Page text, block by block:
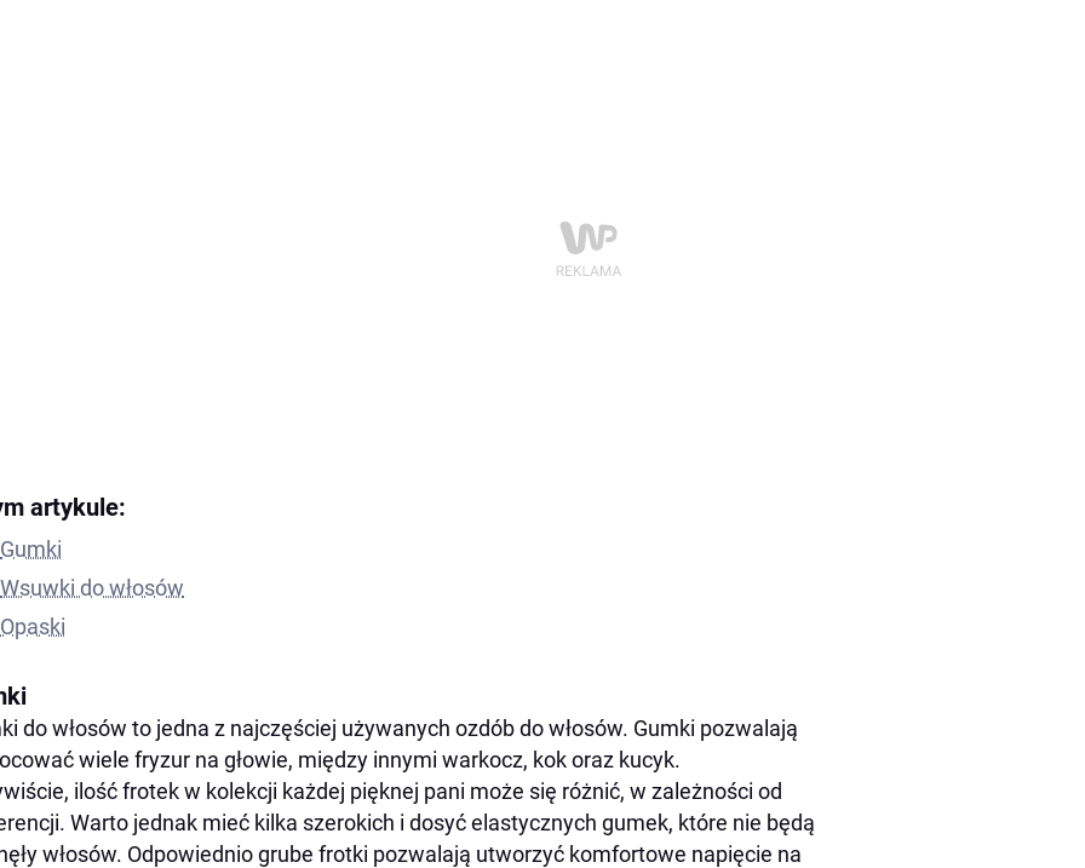
artykule:
Gumki
Wsuwki do włosów
Opaski
do włosów to jedna z najczęściej używanych ozdób do włosów. Gumki pozwalają
wiele fryzur na głowie, między innymi warkocz, kok oraz kucyk.
ilość frotek w kolekcji każdej pięknej pani może się różnić, w zależności od
Warto jednak mieć kilka szerokich i dosyć elastycznych gumek, które nie będą
włosów. Odpowiednio grube frotki pozwalają utworzyć komfortowe napięcie na